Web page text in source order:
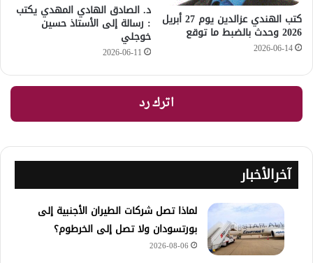
كتب الهندي عزالدين يوم 27 أبريل
2026 وحدث بالضبط ما توقع
2026-06-14
د. الصادق الهادي المهدي يكتب
: رسالة إلى الأستاذ حسين
خوجلي
2026-06-11
اترك رد
آخرالأخبار
لماذا تصل شركات الطيران الأجنبية إلى
بورتسودان ولا تصل إلى الخرطوم؟
2026-08-06